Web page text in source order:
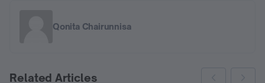
Qonita Chairunnisa
Related Articles